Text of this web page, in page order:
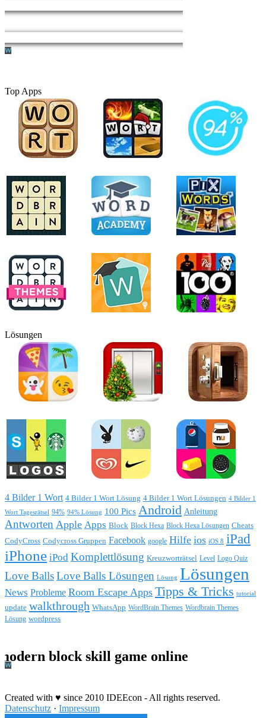
Top Apps
Lösungen
4 Bilder 1 Wort 4 Bilder 1 Wort Lösung 4 Bilder 1 Wort Lösungen 4 Bilder 1
Wort Tagesrätsel 94% 94% Lösung 100 Pics Android Anleitung
Antworten Apple Apps Block Block Hexa Block Hexa Lösungen Cheats
CodyCross Codycross Gruppen Facebook google Hilfe ios iOS 8 iPad
iPhone iPod Komplettlösung Kreuzworträtsel Level Logo Quiz
Love BallsLove Balls Lösungen Lösung Lösungen
News Probleme Room Escape Apps Tipps & Tricks tutorial
update walkthrough WhatsApp WordBrain Themes Wordbrain Themes
Lösung wordpress
Created with ♥ since 2010 IDEEcon - All rights reserved.
Datenschutz · Impressum